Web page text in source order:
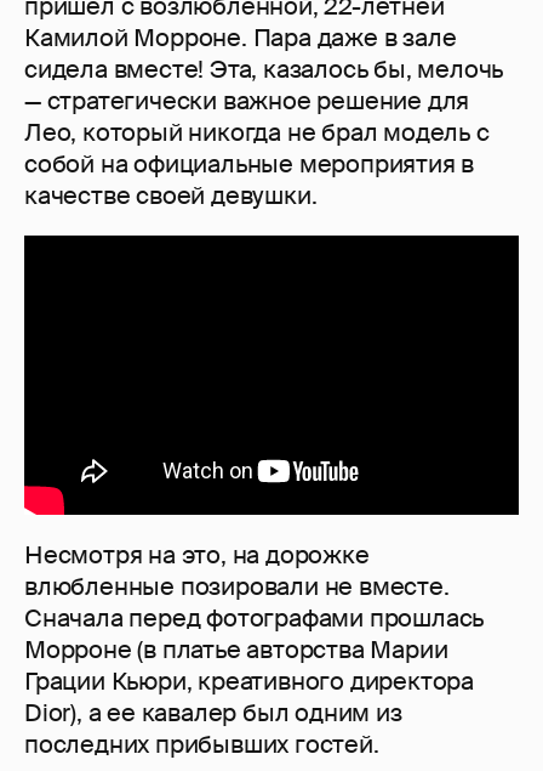
пришел с возлюбленной, 22-летней
Камилой Морроне. Пара даже в зале
сидела вместе! Эта, казалось бы, мелочь
— стратегически важное решение для
Лео, который никогда не брал модель с
собой на официальные мероприятия в
качестве своей девушки.
Несмотря на это, на дорожке
влюбленные позировали не вместе.
Сначала перед фотографами прошлась
Морроне (в платье авторства Марии
Грации Кьюри, креативного директора
Dior), а ее кавалер был одним из
последних прибывших гостей.